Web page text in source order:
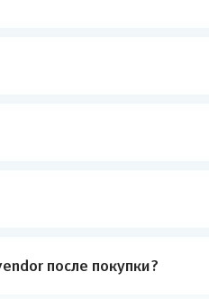
после покупки?